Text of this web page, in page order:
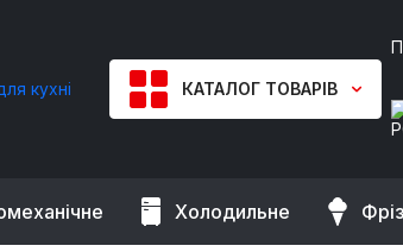
КАТАЛОГ ТОВАРІВ
Холодильне
Грилі для курей та теплові вітрини